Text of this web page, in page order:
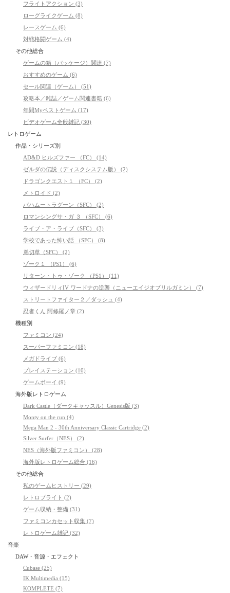
フライトアクション (3)
ローグライクゲーム (8)
レースゲーム (6)
対戦格闘ゲーム (4)
その他総合
ゲームの箱（パッケージ）関連 (7)
おすすめのゲーム (6)
セール関連（ゲーム） (51)
攻略本／雑誌／ゲーム関連書籍 (6)
年間Myベストゲーム (17)
ビデオゲーム全般雑記 (30)
レトロゲーム
作品・シリーズ別
AD&D ヒルズファー （FC） (14)
ゼルダの伝説（ディスクシステム版） (2)
ドラゴンクエスト１ （FC） (2)
メトロイド (2)
バハムートラグーン（SFC） (2)
ロマンシングサ・ガ ３ （SFC） (6)
ライブ・ア・ライブ（SFC） (3)
学校であった怖い話 （SFC） (8)
弟切草（SFC） (2)
ゾーク１ （PS1） (6)
リターン・トゥ・ゾーク （PS1） (11)
ウィザードリィIV ワードナの逆襲（ニューエイジオブリルガミン） (7)
ストリートファイター２／ダッシュ (4)
忍者くん 阿修羅ノ章 (2)
機種別
ファミコン (24)
スーパーファミコン (18)
メガドライブ (6)
プレイステーション (10)
ゲームボーイ (9)
海外版レトロゲーム
Dark Castle（ダークキャッスル）Genesis版 (3)
Monty on the run (4)
Mega Man 2 - 30th Anniversary Classic Cartridge (2)
Silver Surfer（NES） (2)
NES（海外版ファミコン） (28)
海外版レトロゲーム総合 (16)
その他総合
私のゲームヒストリー (29)
レトロブライト (2)
ゲーム収納・整備 (31)
ファミコンカセット収集 (7)
レトロゲーム雑記 (32)
音楽
DAW・音源・エフェクト
Cubase (25)
IK Multimedia (15)
KOMPLETE (7)